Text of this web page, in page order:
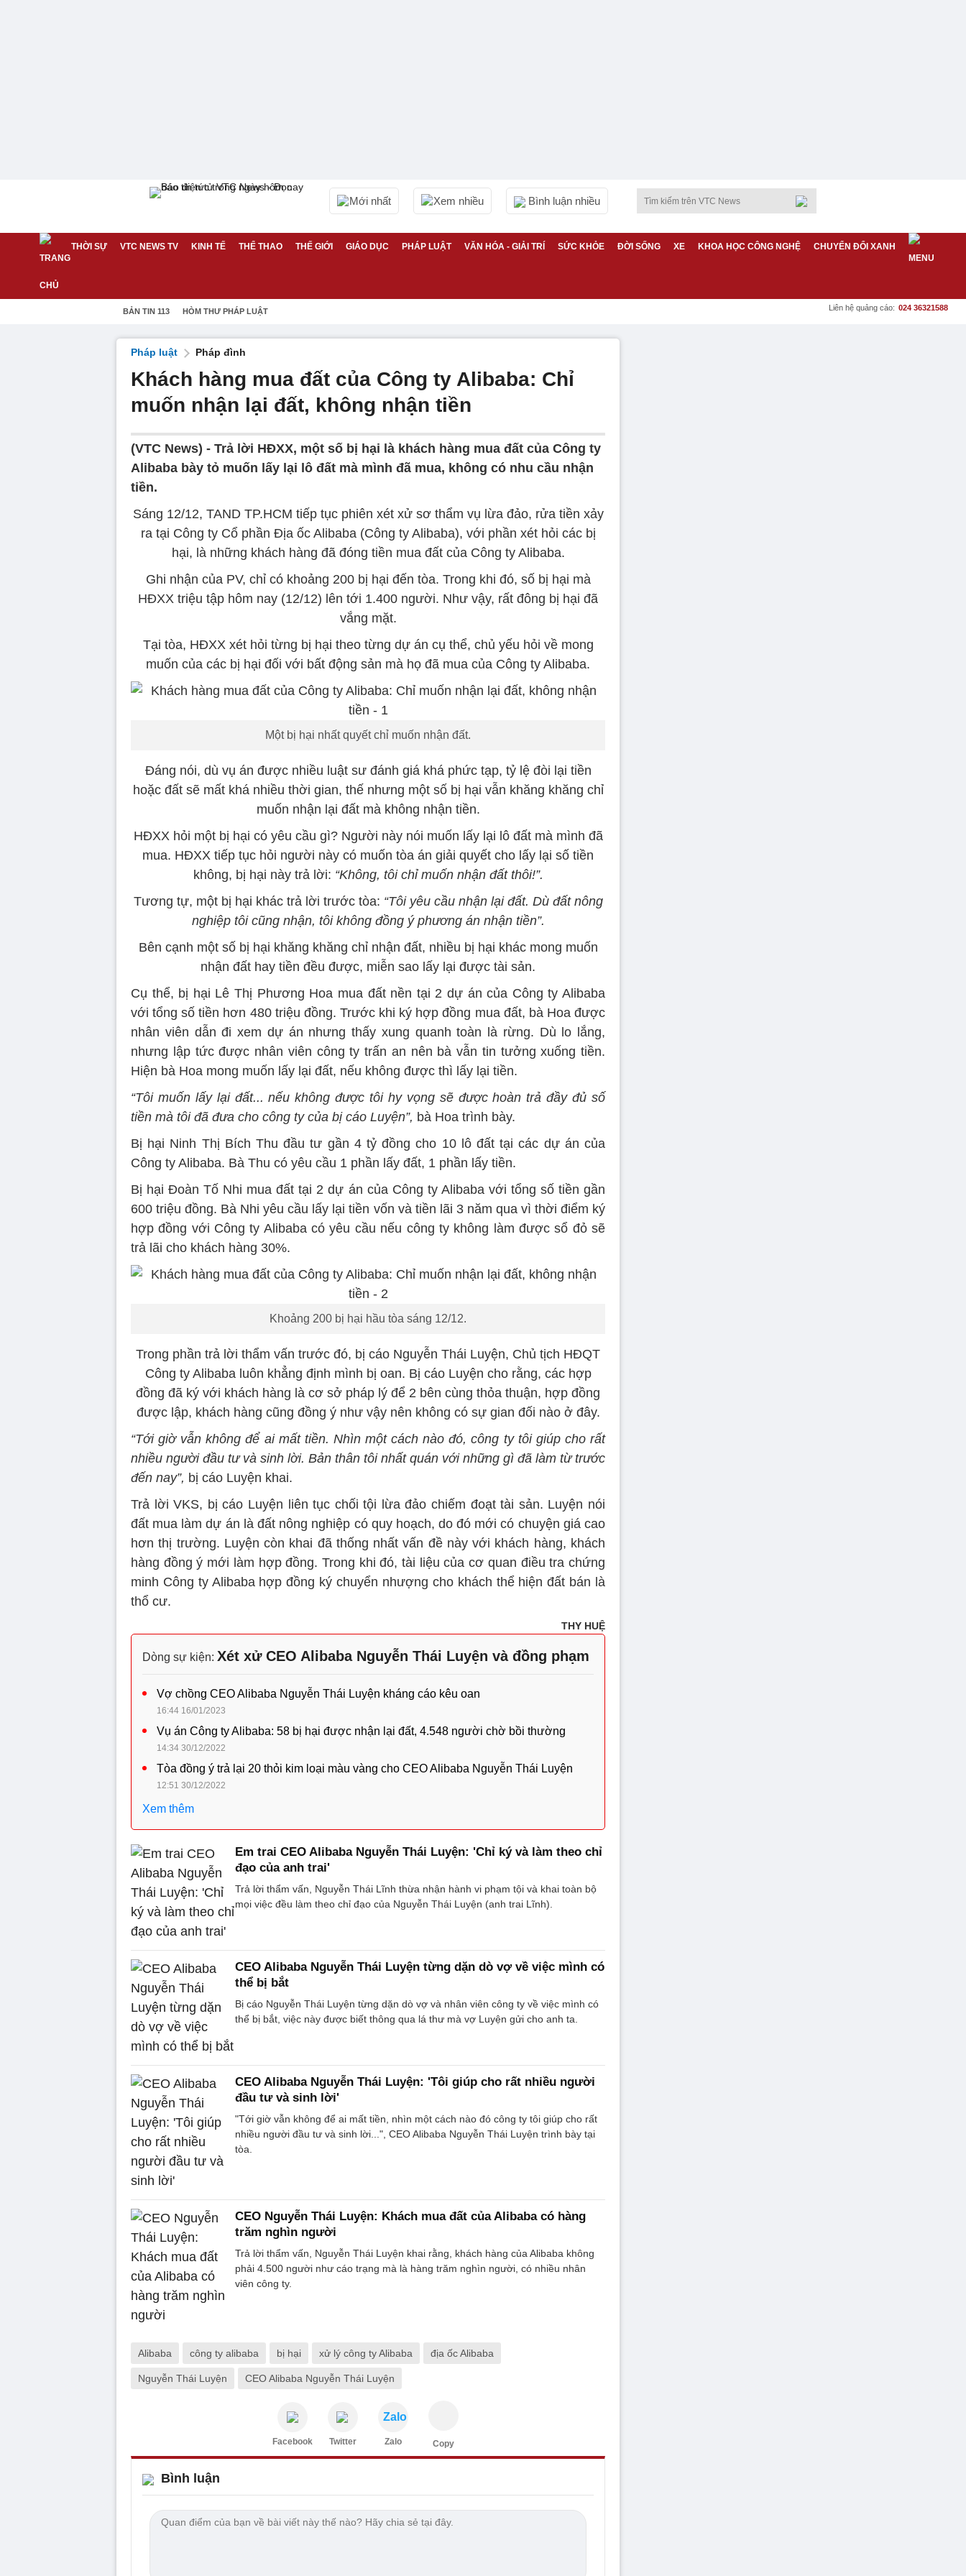
Mới nhất Xem nhiều Bình luận nhiều
THỜI SỰ VTC NEWS TV KINH TẾ THỂ THAO THẾ GIỚI GIÁO DỤC PHÁP LUẬT VĂN HÓA - GIẢI TRÍ SỨC KHỎE ĐỜI SỐNG XE KHOA HỌC CÔNG NGHỆ CHUYỂN ĐỔI XANH
BẢN TIN 113 HÒM THƯ PHÁP LUẬT Liên hệ quảng cáo: 024 36321588
Pháp luật Pháp đình
Khách hàng mua đất của Công ty Alibaba: Chỉ
muốn nhận lại đất, không nhận tiền
(VTC News) - Trả lời HĐXX, một số bị hại là khách hàng mua đất của Công ty
Alibaba bày tỏ muốn lấy lại lô đất mà mình đã mua, không có nhu cầu nhận
tiền.
Sáng 12/12, TAND TP.HCM tiếp tục phiên xét xử sơ thẩm vụ lừa đảo, rửa tiền xảy
ra tại Công ty Cổ phần Địa ốc Alibaba (Công ty Alibaba), với phần xét hỏi các bị
hại, là những khách hàng đã đóng tiền mua đất của Công ty Alibaba.
Ghi nhận của PV, chỉ có khoảng 200 bị hại đến tòa. Trong khi đó, số bị hại mà
HĐXX triệu tập hôm nay (12/12) lên tới 1.400 người. Như vậy, rất đông bị hại đã
vắng mặt.
Tại tòa, HĐXX xét hỏi từng bị hại theo từng dự án cụ thể, chủ yếu hỏi về mong
muốn của các bị hại đối với bất động sản mà họ đã mua của Công ty Alibaba.
Một bị hại nhất quyết chỉ muốn nhận đất.
Đáng nói, dù vụ án được nhiều luật sư đánh giá khá phức tạp, tỷ lệ đòi lại tiền
hoặc đất sẽ mất khá nhiều thời gian, thế nhưng một số bị hại vẫn khăng khăng chỉ
muốn nhận lại đất mà không nhận tiền.
HĐXX hỏi một bị hại có yêu cầu gì? Người này nói muốn lấy lại lô đất mà mình đã
mua. HĐXX tiếp tục hỏi người này có muốn tòa án giải quyết cho lấy lại số tiền
không, bị hại này trả lời: “Không, tôi chỉ muốn nhận đất thôi!”.
Tương tự, một bị hại khác trả lời trước tòa: “Tôi yêu cầu nhận lại đất. Dù đất nông
nghiệp tôi cũng nhận, tôi không đồng ý phương án nhận tiền”.
Bên cạnh một số bị hại khăng khăng chỉ nhận đất, nhiều bị hại khác mong muốn
nhận đất hay tiền đều được, miễn sao lấy lại được tài sản.
Cụ thể, bị hại Lê Thị Phương Hoa mua đất nền tại 2 dự án của Công ty Alibaba
với tổng số tiền hơn 480 triệu đồng. Trước khi ký hợp đồng mua đất, bà Hoa được
nhân viên dẫn đi xem dự án nhưng thấy xung quanh toàn là rừng. Dù lo lắng,
nhưng lập tức được nhân viên công ty trấn an nên bà vẫn tin tưởng xuống tiền.
Hiện bà Hoa mong muốn lấy lại đất, nếu không được thì lấy lại tiền.
“Tôi muốn lấy lại đất... nếu không được tôi hy vọng sẽ được hoàn trả đầy đủ số
tiền mà tôi đã đưa cho công ty của bị cáo Luyện”, bà Hoa trình bày.
Bị hại Ninh Thị Bích Thu đầu tư gần 4 tỷ đồng cho 10 lô đất tại các dự án của
Công ty Alibaba. Bà Thu có yêu cầu 1 phần lấy đất, 1 phần lấy tiền.
Bị hại Đoàn Tố Nhi mua đất tại 2 dự án của Công ty Alibaba với tổng số tiền gần
600 triệu đồng. Bà Nhi yêu cầu lấy lại tiền vốn và tiền lãi 3 năm qua vì thời điểm ký
hợp đồng với Công ty Alibaba có yêu cầu nếu công ty không làm được sổ đỏ sẽ
trả lãi cho khách hàng 30%.
Khoảng 200 bị hại hầu tòa sáng 12/12.
Trong phần trả lời thẩm vấn trước đó, bị cáo Nguyễn Thái Luyện, Chủ tịch HĐQT
Công ty Alibaba luôn khẳng định mình bị oan. Bị cáo Luyện cho rằng, các hợp
đồng đã ký với khách hàng là cơ sở pháp lý để 2 bên cùng thỏa thuận, hợp đồng
được lập, khách hàng cũng đồng ý như vậy nên không có sự gian đối nào ở đây.
“Tới giờ vẫn không để ai mất tiền. Nhìn một cách nào đó, công ty tôi giúp cho rất
nhiều người đầu tư và sinh lời. Bản thân tôi nhất quán với những gì đã làm từ trước
đến nay”, bị cáo Luyện khai.
Trả lời VKS, bị cáo Luyện liên tục chối tội lừa đảo chiếm đoạt tài sản. Luyện nói
đất mua làm dự án là đất nông nghiệp có quy hoạch, do đó mới có chuyện giá cao
hơn thị trường. Luyện còn khai đã thống nhất vấn đề này với khách hàng, khách
hàng đồng ý mới làm hợp đồng. Trong khi đó, tài liệu của cơ quan điều tra chứng
minh Công ty Alibaba hợp đồng ký chuyển nhượng cho khách thể hiện đất bán là
thổ cư.
THY HUỆ
Dòng sự kiện: Xét xử CEO Alibaba Nguyễn Thái Luyện và đồng phạm
Vợ chồng CEO Alibaba Nguyễn Thái Luyện kháng cáo kêu oan
16:44 16/01/2023
Vụ án Công ty Alibaba: 58 bị hại được nhận lại đất, 4.548 người chờ bồi thường
14:34 30/12/2022
Tòa đồng ý trả lại 20 thỏi kim loại màu vàng cho CEO Alibaba Nguyễn Thái Luyện
12:51 30/12/2022
Xem thêm
Em trai CEO Alibaba Nguyễn Thái Luyện: 'Chỉ ký và làm theo chỉ
đạo của anh trai'
Trả lời thẩm vấn, Nguyễn Thái Lĩnh thừa nhận hành vi phạm tội và khai toàn bộ
mọi việc đều làm theo chỉ đạo của Nguyễn Thái Luyện (anh trai Lĩnh).
CEO Alibaba Nguyễn Thái Luyện từng dặn dò vợ về việc mình có
thể bị bắt
Bị cáo Nguyễn Thái Luyện từng dặn dò vợ và nhân viên công ty về việc mình có
thể bị bắt, việc này được biết thông qua lá thư mà vợ Luyện gửi cho anh ta.
CEO Alibaba Nguyễn Thái Luyện: 'Tôi giúp cho rất nhiều người
đầu tư và sinh lời'
"Tới giờ vẫn không để ai mất tiền, nhìn một cách nào đó công ty tôi giúp cho rất
nhiều người đầu tư và sinh lời...", CEO Alibaba Nguyễn Thái Luyện trình bày tại
tòa.
CEO Nguyễn Thái Luyện: Khách mua đất của Alibaba có hàng
trăm nghìn người
Trả lời thẩm vấn, Nguyễn Thái Luyện khai rằng, khách hàng của Alibaba không
phải 4.500 người như cáo trạng mà là hàng trăm nghìn người, có nhiều nhân
viên công ty.
Alibaba công ty alibaba bị hại xử lý công ty Alibaba địa ốc Alibaba
Nguyễn Thái Luyện CEO Alibaba Nguyễn Thái Luyện
Facebook Twitter
Zalo
Zalo Copy
Bình luận